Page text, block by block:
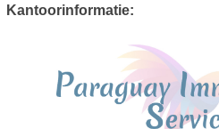
Kantoorinformatie: